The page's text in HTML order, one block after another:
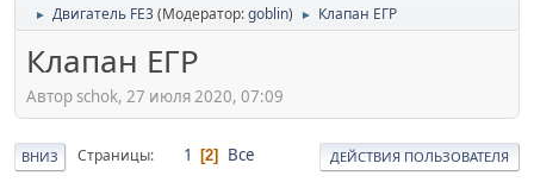
► Двигатель FE3(Модератор:goblin) ► Клапан ЕГР
Клапан ЕГР
Автор schok, 27 июля 2020, 07:09
ВНИЗ Страницы 1 2 Все ДЕЙСТВИЯ ПОЛЬЗОВАТЕЛЯ